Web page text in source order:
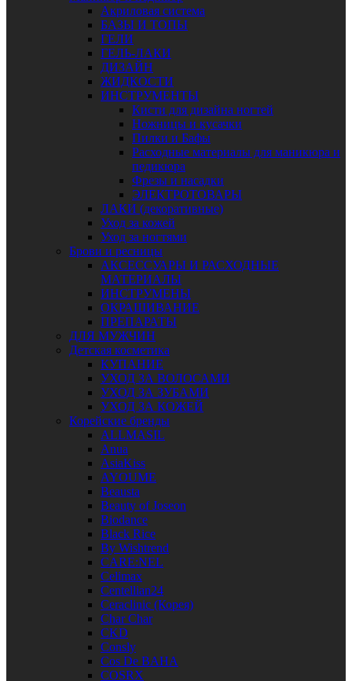
Акриловая система
БАЗЫ И ТОПЫ
ГЕЛИ
ГЕЛЬ-ЛАКИ
ДИЗАЙН
ЖИДКОСТИ
ИНСТРУМЕНТЫ
Кисти для дизайна ногтей
Ножницы и кусачки
Пилки и Бафы
Расходные материалы для маникюра и
педикюра
Фрезы и насадки
ЭЛЕКТРОТОВАРЫ
ЛАКИ (декоративные)
Уход за кожей
Уход за ногтями
Брови и ресницы
АКСЕССУАРЫ И РАСХОДНЫЕ
МАТЕРИАЛЫ
ИНСТРУМЕНЫ
ОКРАШИВАНИЕ
ПРЕПАРАТЫ
ДЛЯ МУЖЧИН
Детская косметика
КУПАНИЕ
УХОД ЗА ВОЛОСАМИ
УХОД ЗА ЗУБАМИ
УХОД ЗА КОЖЕЙ
Корейские бренды
ALLMASIL
Anua
AsiaKiss
AYOUME
Beausta
Beauty of Joseon
Biodance
Black Rice
By Wishtrend
CARE:NEL
Celimax
Centellian24
Ceraclinic (Корея)
Char Char
CKD
Consly
Cos De BAHA
COSRX